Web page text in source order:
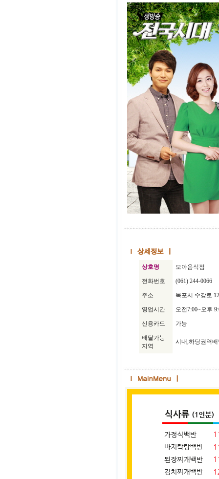
상호명 모아음식점
전화번호 (061) 244-0066
주소 목포시 수강로
영업시간 오전7:00~오후
신용카드 가능
배달가능
지역
시내,하당권역